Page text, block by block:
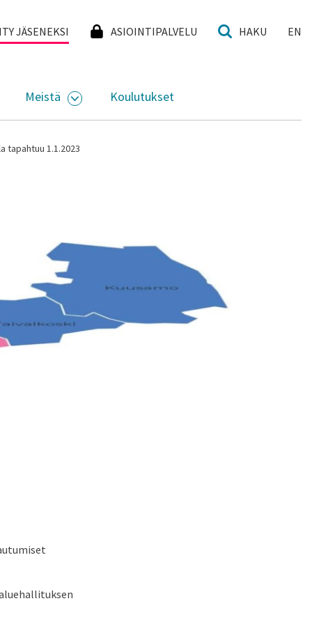
JÄSENEKSI ASIOINTIPALVELU HAKU EN
ALASIVUJEN VALIKKO
Meistä
AVAA ALASIVUJEN VALIKKO
Koulutukset
tapahtuu 1.1.2023